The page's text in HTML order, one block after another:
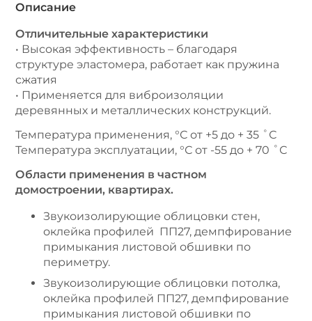
Описание
Отличительные характеристики
• Высокая эффективность – благодаря
структуре эластомера, работает как пружина
сжатия
• Применяется для виброизоляции
деревянных и металлических конструкций.
Температура применения, °С от +5 до + 35 ˚С
Температура эксплуатации, °С от -55 до + 70 ˚С
Области применения в частном
домостроении, квартирах.
Звукоизолирующие облицовки стен,
оклейка профилей ПП27, демпфирование
примыкания листовой обшивки по
периметру.
Звукоизолирующие облицовки потолка,
оклейка профилей ПП27, демпфирование
примыкания листовой обшивки по